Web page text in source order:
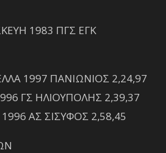
1983 ΠΓΣ ΕΓΚ
1997 ΠΑΝΙΩΝΙΟΣ 2,24,97
ΓΣ ΗΛΙΟΥΠΟΛΗΣ 2,39,37
ΑΣ ΣΙΣΥΦΟΣ 2,58,45